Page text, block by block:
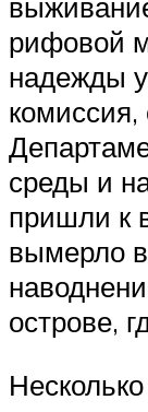
рифовой
надежды
среды и
пришли к
вымерло
острове,